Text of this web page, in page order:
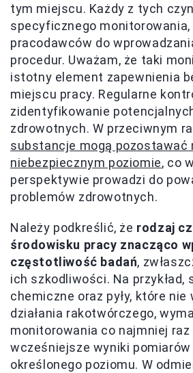
tym miejscu. Każdy z tych
specyficznego monitorowania,
pracodawców do
procedur. Uważam, że taki
istotny element zapewnienia
miejscu pracy. Regularne
zidentyfikowanie
zdrowotnych. W przeciwnym
substancje mogą pozostawać
niebezpiecznym poziomie, co
perspektywie prowadzi do
problemów zdrowotnych.
Należy podkreślić, że rodzaj
środowisku pracy znacząco
częstotliwość badań,
ich szkodliwości. Na przykład,
chemiczne oraz pyły, które nie
działania rakotwórczego,
monitorowania co najmniej raz
wcześniejsze wyniki pomiarów
określonego poziomu. W